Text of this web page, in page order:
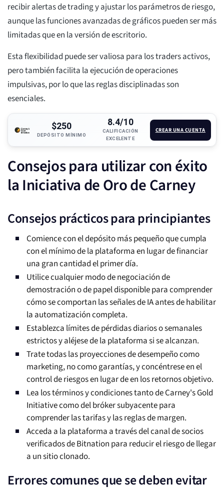
recibir alertas de trading y ajustar los parámetros de riesgo,
aunque las funciones avanzadas de gráficos pueden ser más
limitadas que en la versión de escritorio.
Esta flexibilidad puede ser valiosa para los traders activos,
pero también facilita la ejecución de operaciones
impulsivas, por lo que las reglas disciplinadas son
esenciales.
$250
DEPÓSITO MÍNIMO
8.4/10
CALIFICACIÓN
EXCELENTE
CREAR UNA CUENTA
Consejos para utilizar con éxito
la Iniciativa de Oro de Carney
Consejos prácticos para principiantes
Comience con el depósito más pequeño que cumpla
con el mínimo de la plataforma en lugar de financiar
una gran cantidad el primer día.
Utilice cualquier modo de negociación de
demostración o de papel disponible para comprender
cómo se comportan las señales de IA antes de habilitar
la automatización completa.
Establezca límites de pérdidas diarios o semanales
estrictos y aléjese de la plataforma si se alcanzan.
Trate todas las proyecciones de desempeño como
marketing, no como garantías, y concéntrese en el
control de riesgos en lugar de en los retornos objetivo.
Lea los términos y condiciones tanto de Carney's Gold
Initiative como del bróker subyacente para
comprender las tarifas y las reglas de margen.
Acceda a la plataforma a través del canal de socios
verificados de Bitnation para reducir el riesgo de llegar
a un sitio clonado.
Errores comunes que se deben evitar